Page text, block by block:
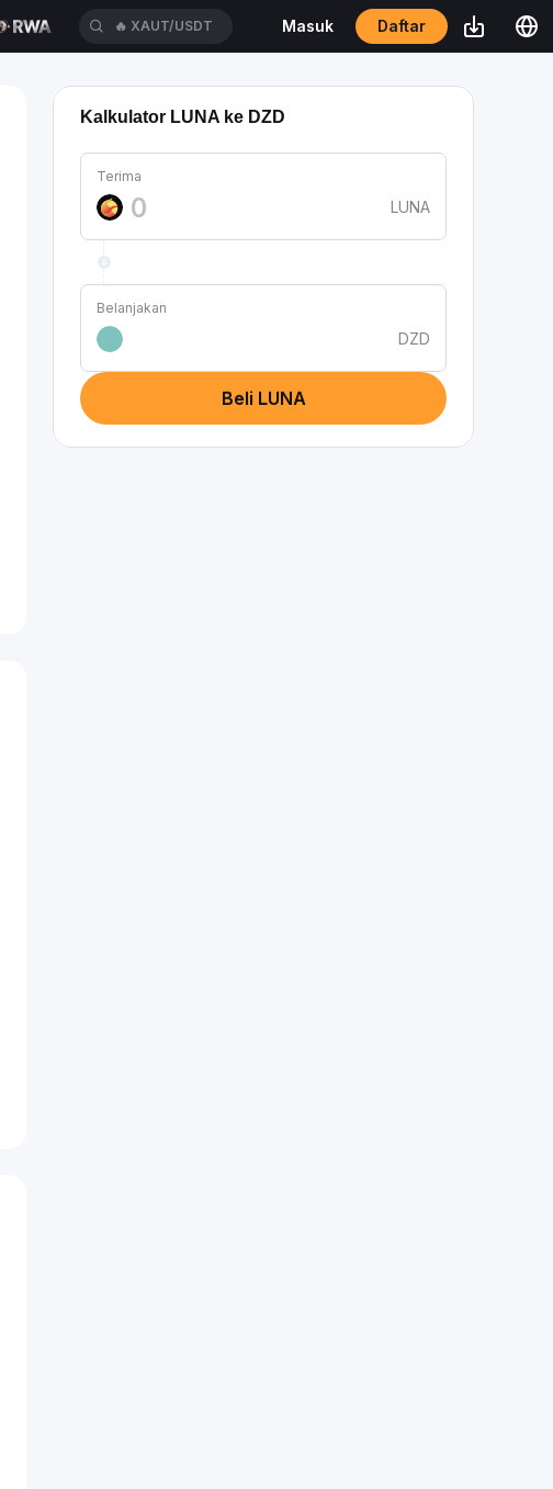
🔥 XAUT/USDT Masuk Daftar
Kalkulator LUNA ke DZD
Terima
LUNA
Belanjakan
DZD
Beli LUNA